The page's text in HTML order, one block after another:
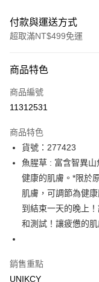
付款與運送方式
超取滿NT$499免運
icash Pay
信用卡一次付款
LINE Pay
Apple Pay
街口支付
悠遊付
運送方式
商品特色
商品編號
11312531
商品特色
貨號：277423
魚腥草 : 富含智異
健康的肌膚。*限於
肌膚，可調節為健
到結束一天的晚上
和測試！讓疲憊的
銷售重點
UNIKCY